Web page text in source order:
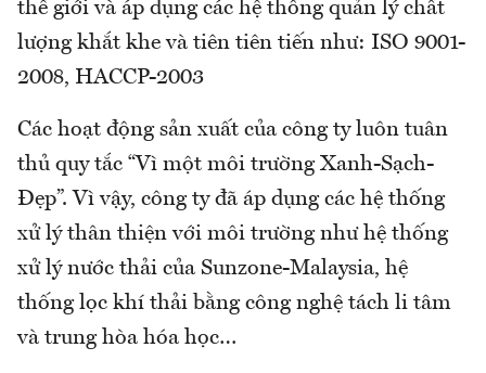
thế giới và áp dụng các hệ thống quản lý chất
lượng khắt khe và tiên tiên tiến như: ISO 9001-
2008, HACCP-2003
Các hoạt động sản xuất của công ty luôn tuân
thủ quy tắc “Vì một môi trường Xanh-Sạch-
Đẹp”. Vì vậy, công ty đã áp dụng các hệ thống
xử lý thân thiện với môi trường như hệ thống
xử lý nước thải của Sunzone-Malaysia, hệ
thống lọc khí thải bằng công nghệ tách li tâm
và trung hòa hóa học…